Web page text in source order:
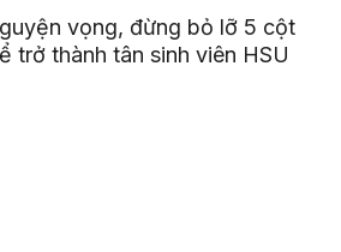
vọng, đừng bỏ lỡ 5 cột
trở thành tân sinh viên HSU